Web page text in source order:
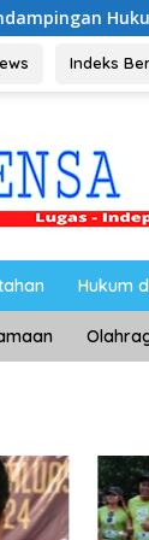
Indeks
Hukum